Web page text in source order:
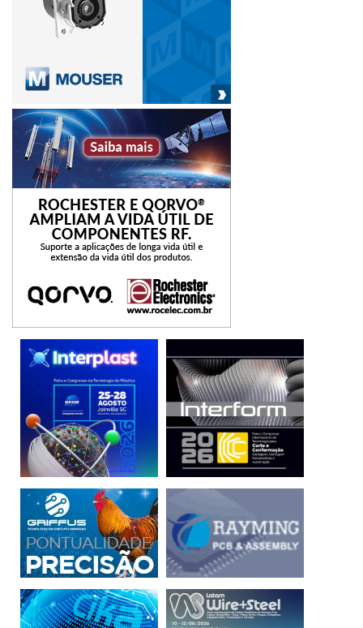
A aquisição da Avatar pela Siemens deve ser concluída no
segundo semestre de 2020. Os termos da transação não
Avatar chips circuitos integrados
EDA Mentor